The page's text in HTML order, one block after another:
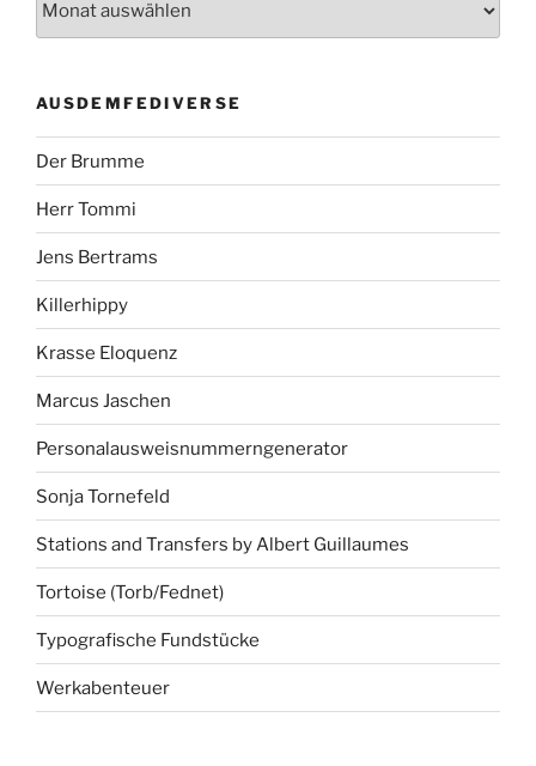
AUSDEMFEDIVERSE
Der Brumme
Herr Tommi
Jens Bertrams
Killerhippy
Krasse Eloquenz
Marcus Jaschen
Personalausweisnummerngenerator
Sonja Tornefeld
Stations and Transfers by Albert Guillaumes
Tortoise (Torb/Fednet)
Typografische Fundstücke
Werkabenteuer